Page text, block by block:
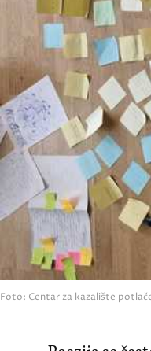
Foto: Centar za kazalište